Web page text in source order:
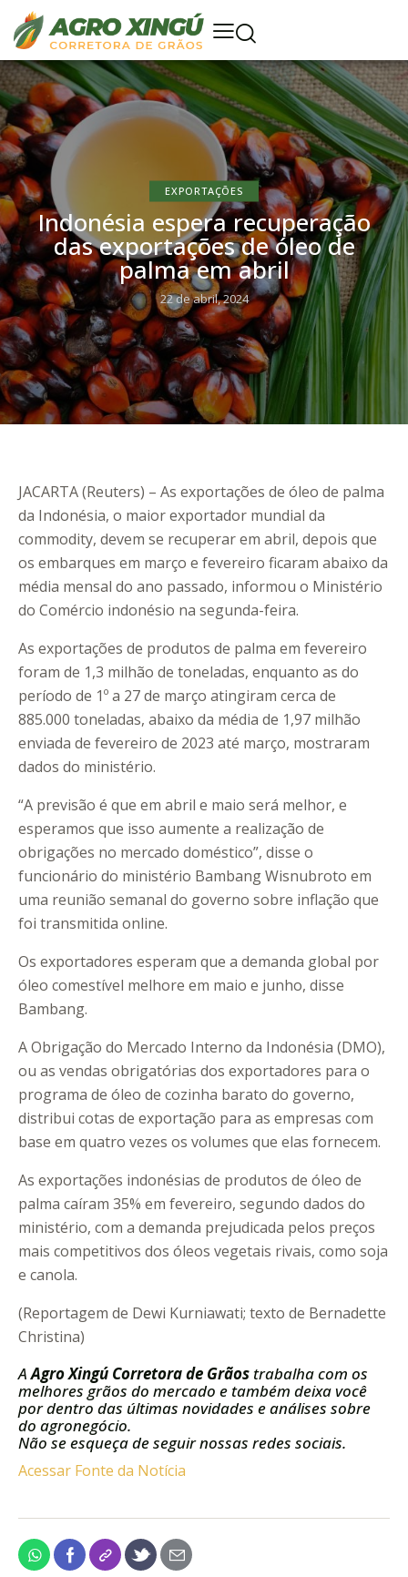
EXPORTAÇÕES
Indonésia espera recuperação
das exportações de óleo de
palma em abril
22 de abril, 2024
JACARTA (Reuters) – As exportações de óleo de palma
da Indonésia, o maior exportador mundial da
commodity, devem se recuperar em abril, depois que
os embarques em março e fevereiro ficaram abaixo da
média mensal do ano passado, informou o Ministério
do Comércio indonésio na segunda-feira.
As exportações de produtos de palma em fevereiro
foram de 1,3 milhão de toneladas, enquanto as do
período de 1º a 27 de março atingiram cerca de
885.000 toneladas, abaixo da média de 1,97 milhão
enviada de fevereiro de 2023 até março, mostraram
dados do ministério.
“A previsão é que em abril e maio será melhor, e
esperamos que isso aumente a realização de
obrigações no mercado doméstico”, disse o
funcionário do ministério Bambang Wisnubroto em
uma reunião semanal do governo sobre inflação que
foi transmitida online.
Os exportadores esperam que a demanda global por
óleo comestível melhore em maio e junho, disse
Bambang.
A Obrigação do Mercado Interno da Indonésia (DMO),
ou as vendas obrigatórias dos exportadores para o
programa de óleo de cozinha barato do governo,
distribui cotas de exportação para as empresas com
base em quatro vezes os volumes que elas fornecem.
As exportações indonésias de produtos de óleo de
palma caíram 35% em fevereiro, segundo dados do
ministério, com a demanda prejudicada pelos preços
mais competitivos dos óleos vegetais rivais, como soja
e canola.
(Reportagem de Dewi Kurniawati; texto de Bernadette
Christina)
AAgro Xingú Corretora de Grãos trabalha com os
melhores grãos do mercado e também deixa você
por dentro das últimas novidades e análises sobre
do agronegócio.
Não se esqueça de seguir nossas redes sociais.
Acessar Fonte da Notícia